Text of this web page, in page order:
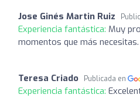
Jose Ginés Martin Ruiz
Experiencia fantástica: Muy
momentos que más necesitas.
Teresa Criado Publicada en
Experiencia fantástica: